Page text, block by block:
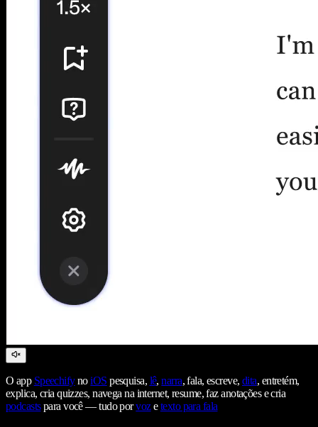
O app SpeechifynoiOS pesquisa, lê,narra, fala, escreve,dita, entretém,
explica, cria quizzes, navega na internet, resume, faz anotações e cria
podcastspara você — tudo porvozetexto para fala